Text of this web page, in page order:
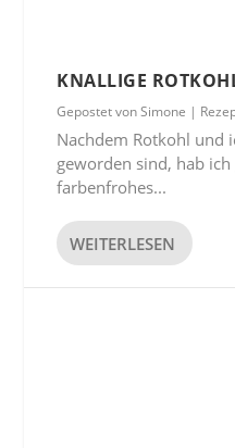
KNALLIGE
Gepostet vonSimone |
Nachdem Rotkohl und
geworden sind, hab
farbenfrohes...
WEITERLESEN